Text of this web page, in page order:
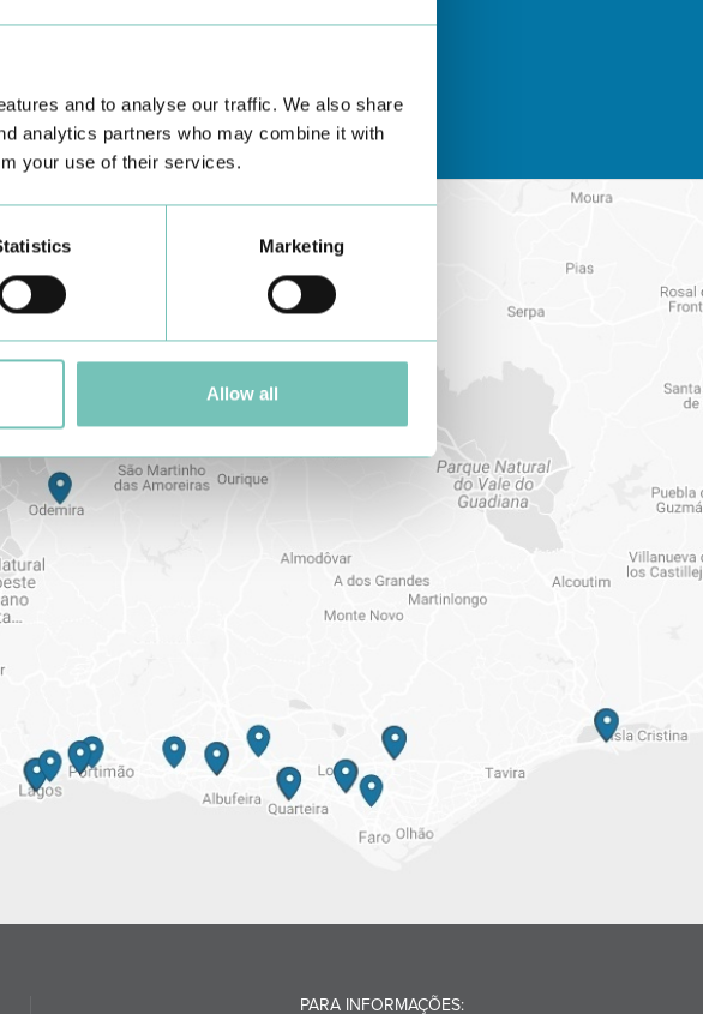
and to analyse our traffic. We also share
analytics partners who may combine it with
your use of their services.
Marketing
Allow all
CUFaqui
PARA INFORMAÇÕES: